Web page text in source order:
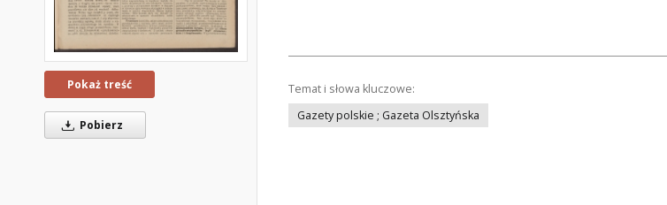
Pokaż treść
Pobierz
Temat i słowa kluczowe:
Gazety polskie ; Gazeta Olsztyńska